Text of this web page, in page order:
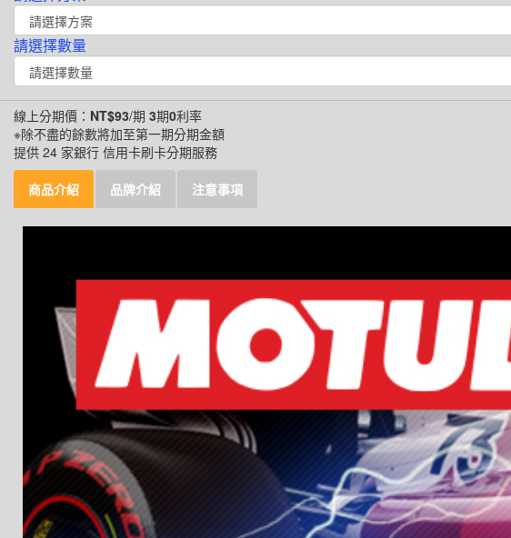
請選擇數量
線上分期價： NT$93/期 3期0利率
※除不盡的餘數將加至第一期分期金額
提供 24 家銀行 信用卡刷卡分期服務
商品介紹 品牌介紹 注意事項